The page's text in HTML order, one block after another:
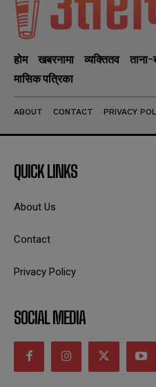
होम खबरनामा व्यक्तितव ताना-
मासिक पत्रिका
ABOUT CONTACT PRIVACY
QUICK LINKS
About Us
Contact
Privacy Policy
SOCIAL MEDIA